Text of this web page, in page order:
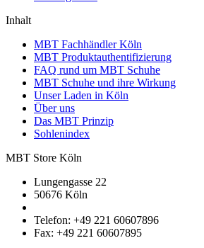
Inhalt
MBT Fachhändler Köln
MBT Produktauthentifizierung
FAQ rund um MBT Schuhe
MBT Schuhe und ihre Wirkung
Unser Laden in Köln
Über uns
Das MBT Prinzip
Sohlenindex
MBT Store Köln
Lungengasse 22
50676 Köln
Telefon: +49 221 60607896
Fax: +49 221 60607895